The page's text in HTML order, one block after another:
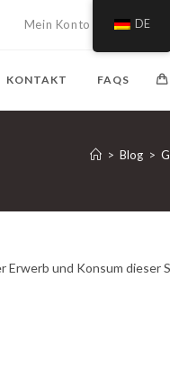
Mein Konto
KONTAKT FAQS
> Blog >
Erwerb und Konsum dieser
DE